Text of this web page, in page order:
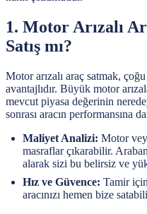
1. Motor Arızalı
Satış mı?
Motor arızalı araç satmak,
avantajlıdır. Büyük motor
mevcut piyasa değerinin
sonrası aracın performansına
Maliyet Analizi: Motor
masraflar çıkarabilir.
alarak sizi bu belirsiz ve
Hız ve Güvence: Tamir
aracınızı hemen bize